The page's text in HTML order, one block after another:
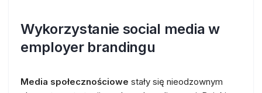
Wykorzystanie social media w
employer brandingu
Media społecznościowe stały się nieodzownym